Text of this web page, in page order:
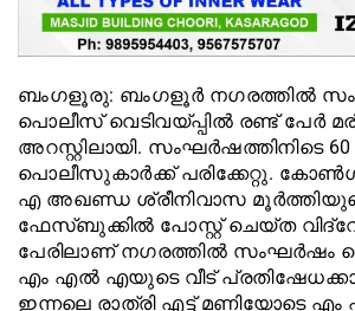
ബംഗളൂരു: ബംഗളൂര്‍ നഗരത്തില്‍
പൊലീസ് വെടിവയ്പ്പില്‍ രണ്ട് പേര്‍
അറസ്റ്റിലായി. സംഘര്‍ഷത്തിനിടെ 60
പൊലീസുകാര്‍ക്ക് പരിക്കേറ്റു.
എ അഖണ്ഡ ശ്രീനിവാസ
ഫേസ്ബുക്കില്‍ പോസ്റ്റ് ചെയ്ത
പേരിലാണ് നഗരത്തില്‍ സംഘര്‍ഷം
എം എല്‍ എയുടെ വീട്
ഇന്നലെ രാത്രി എട്ട് മണിയോടെ